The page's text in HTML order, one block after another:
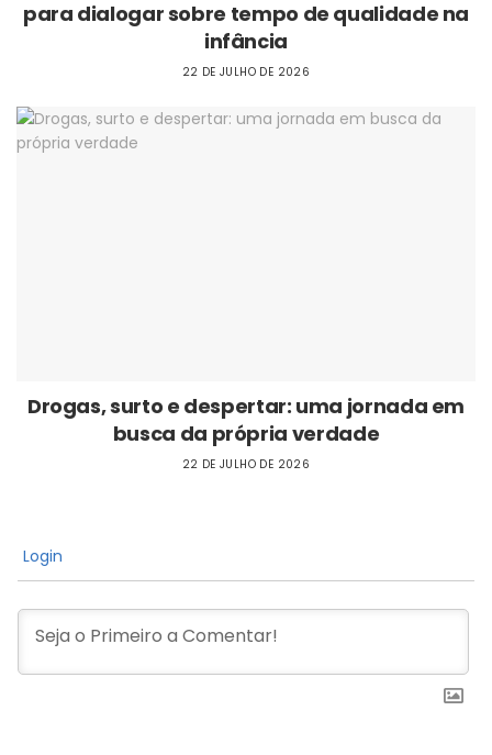
para dialogar sobre tempo de qualidade na
infância
22 DE JULHO DE 2026
Drogas, surto e despertar: uma jornada em
busca da própria verdade
22 DE JULHO DE 2026
Login